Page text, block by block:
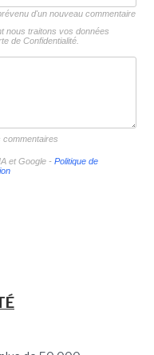
d'un nouveau commentaire
nous traitons vos données
de Confidentialité.
commentaires
et Google - Politique de